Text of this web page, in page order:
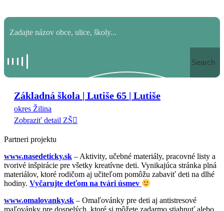
Search
Základná škola | Lutiše 65 | Lutiše
okres Žilina
Zobraziť detail ZŠ
Partneri projektu
www.nasedeticky.sk – Aktivity, učebné materiály, pracovné listy a
tvorivé inšpirácie pre všetky kreatívne deti. Vynikajúca stránka plná
materiálov, ktoré rodičom aj učiteľom pomôžu zabaviť deti na dlhé
hodiny. Vyčarujte deťom na tvári úsmev
www.omalovanky.sk – Omaľovánky pre deti aj antistresové